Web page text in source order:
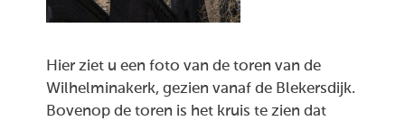
Hier ziet u een foto van de toren van de
Wilhelminakerk, gezien vanaf de Blekersdijk.
Bovenop de toren is het kruis te zien dat